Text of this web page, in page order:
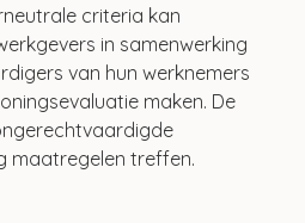
criteria kan
in samenwerking
van hun werknemers
maken. De
maatregelen treffen.